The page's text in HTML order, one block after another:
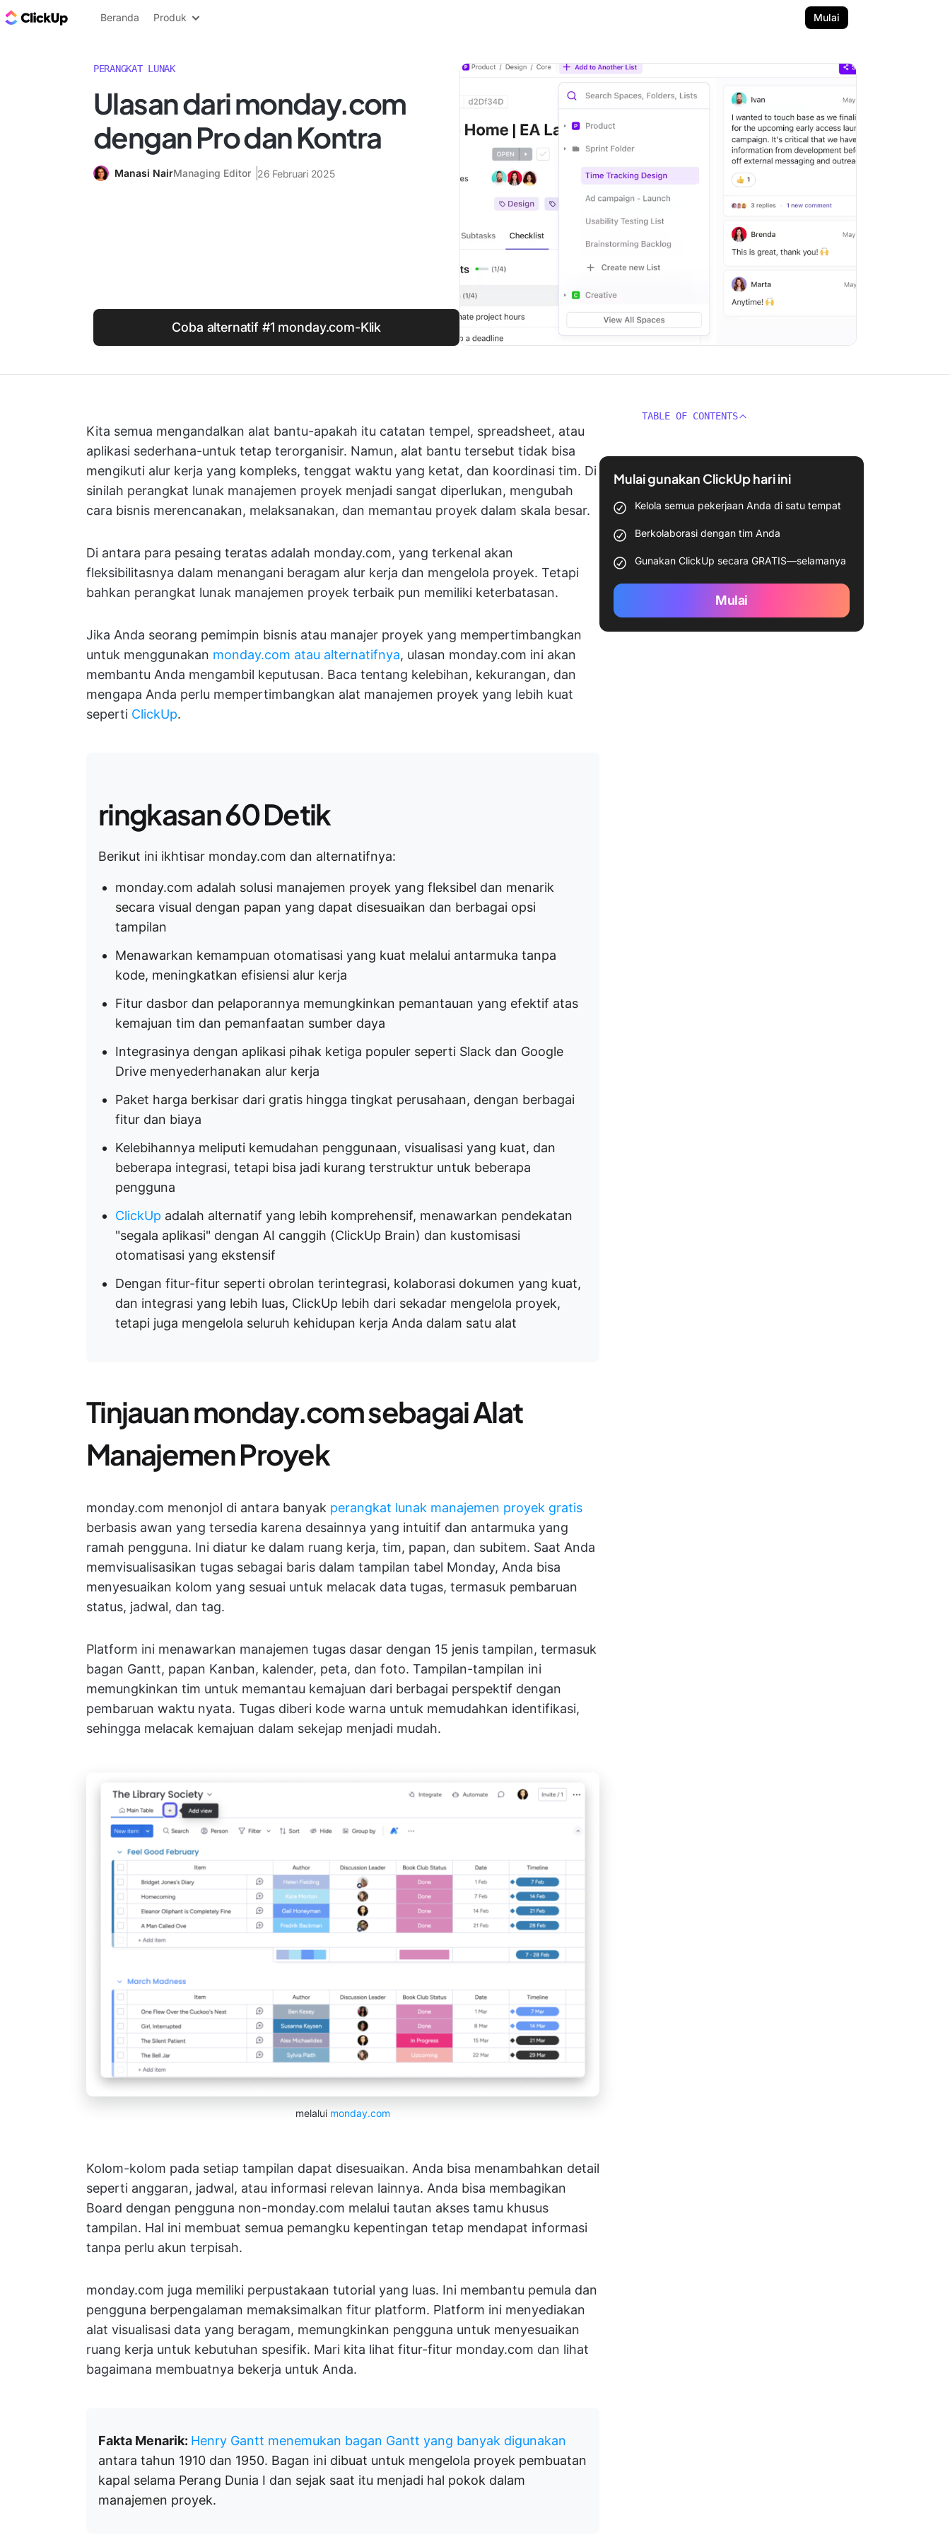
Blog ClickUp
Beranda Produk Mulai
PERANGKAT LUNAK
Ulasan dari monday.com
dengan Pro dan Kontra
Manasi NairManaging Editor 26 Februari 2025
Coba alternatif #1 monday.com-Klik
Kita semua mengandalkan alat bantu-apakah itu catatan tempel, spreadsheet, atau
aplikasi sederhana-untuk tetap terorganisir. Namun, alat bantu tersebut tidak bisa
mengikuti alur kerja yang kompleks, tenggat waktu yang ketat, dan koordinasi tim. Di
sinilah perangkat lunak manajemen proyek menjadi sangat diperlukan, mengubah
cara bisnis merencanakan, melaksanakan, dan memantau proyek dalam skala besar.
Di antara para pesaing teratas adalah monday.com, yang terkenal akan
fleksibilitasnya dalam menangani beragam alur kerja dan mengelola proyek. Tetapi
bahkan perangkat lunak manajemen proyek terbaik pun memiliki keterbatasan.
Jika Anda seorang pemimpin bisnis atau manajer proyek yang mempertimbangkan
untuk menggunakan monday.com atau alternatifnya, ulasan monday.com ini akan
membantu Anda mengambil keputusan. Baca tentang kelebihan, kekurangan, dan
mengapa Anda perlu mempertimbangkan alat manajemen proyek yang lebih kuat
seperti ClickUp.
ringkasan 60 Detik
Berikut ini ikhtisar monday.com dan alternatifnya:
monday.com adalah solusi manajemen proyek yang fleksibel dan menarik
secara visual dengan papan yang dapat disesuaikan dan berbagai opsi
tampilan
Menawarkan kemampuan otomatisasi yang kuat melalui antarmuka tanpa
kode, meningkatkan efisiensi alur kerja
Fitur dasbor dan pelaporannya memungkinkan pemantauan yang efektif atas
kemajuan tim dan pemanfaatan sumber daya
Integrasinya dengan aplikasi pihak ketiga populer seperti Slack dan Google
Drive menyederhanakan alur kerja
Paket harga berkisar dari gratis hingga tingkat perusahaan, dengan berbagai
fitur dan biaya
Kelebihannya meliputi kemudahan penggunaan, visualisasi yang kuat, dan
beberapa integrasi, tetapi bisa jadi kurang terstruktur untuk beberapa
pengguna
ClickUp adalah alternatif yang lebih komprehensif, menawarkan pendekatan
"segala aplikasi" dengan AI canggih (ClickUp Brain) dan kustomisasi
otomatisasi yang ekstensif
Dengan fitur-fitur seperti obrolan terintegrasi, kolaborasi dokumen yang kuat,
dan integrasi yang lebih luas, ClickUp lebih dari sekadar mengelola proyek,
tetapi juga mengelola seluruh kehidupan kerja Anda dalam satu alat
Tinjauan monday.com sebagai Alat
Manajemen Proyek
monday.com menonjol di antara banyak perangkat lunak manajemen proyek gratis
berbasis awan yang tersedia karena desainnya yang intuitif dan antarmuka yang
ramah pengguna. Ini diatur ke dalam ruang kerja, tim, papan, dan subitem. Saat Anda
memvisualisasikan tugas sebagai baris dalam tampilan tabel Monday, Anda bisa
menyesuaikan kolom yang sesuai untuk melacak data tugas, termasuk pembaruan
status, jadwal, dan tag.
Platform ini menawarkan manajemen tugas dasar dengan 15 jenis tampilan, termasuk
bagan Gantt, papan Kanban, kalender, peta, dan foto. Tampilan-tampilan ini
memungkinkan tim untuk memantau kemajuan dari berbagai perspektif dengan
pembaruan waktu nyata. Tugas diberi kode warna untuk memudahkan identifikasi,
sehingga melacak kemajuan dalam sekejap menjadi mudah.
melalui monday.com
Kolom-kolom pada setiap tampilan dapat disesuaikan. Anda bisa menambahkan detail
seperti anggaran, jadwal, atau informasi relevan lainnya. Anda bisa membagikan
Board dengan pengguna non-monday.com melalui tautan akses tamu khusus
tampilan. Hal ini membuat semua pemangku kepentingan tetap mendapat informasi
tanpa perlu akun terpisah.
monday.com juga memiliki perpustakaan tutorial yang luas. Ini membantu pemula dan
pengguna berpengalaman memaksimalkan fitur platform. Platform ini menyediakan
alat visualisasi data yang beragam, memungkinkan pengguna untuk menyesuaikan
ruang kerja untuk kebutuhan spesifik. Mari kita lihat fitur-fitur monday.com dan lihat
bagaimana membuatnya bekerja untuk Anda.
Fakta Menarik: Henry Gantt menemukan bagan Gantt yang banyak digunakan
antara tahun 1910 dan 1950. Bagan ini dibuat untuk mengelola proyek pembuatan
kapal selama Perang Dunia I dan sejak saat itu menjadi hal pokok dalam
manajemen proyek.
TABLE OF CONTENTS
Mulai gunakan ClickUp hari ini
Kelola semua pekerjaan Anda di satu tempat
Berkolaborasi dengan tim Anda
Gunakan ClickUp secara GRATIS—selamanya
Mulai